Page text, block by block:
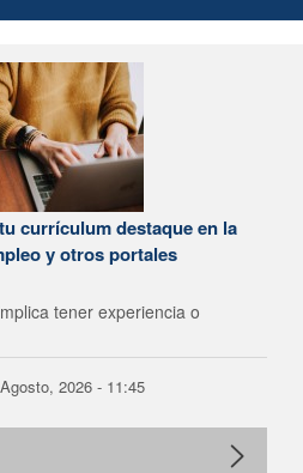
currículum destaque en la
y otros portales
tener experiencia o
2026 - 11:45